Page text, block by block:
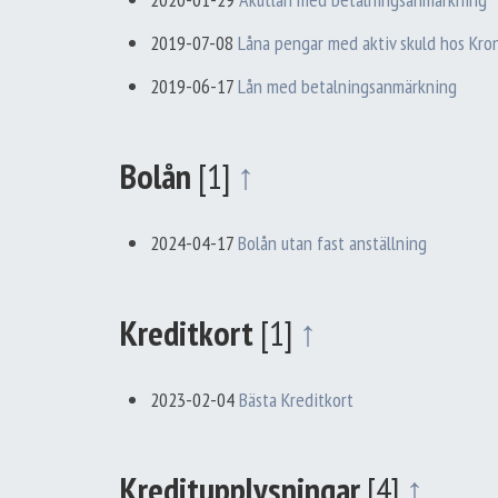
2019-07-08 Låna pengar med aktiv skuld hos
2019-06-17Lån med betalningsanmärkning
Bolån [1] ↑
2024-04-17Bolån utan fast anställning
Kreditkort[1] ↑
2023-02-04Bästa Kreditkort